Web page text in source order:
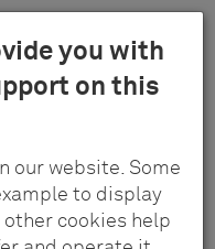
you with
on this
our website. Some
to display
cookies help
Schulte
-
GmbH
&
Co.
cables
no tienen por